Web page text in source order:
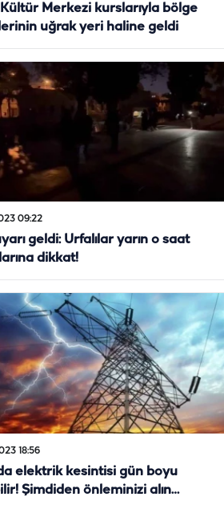
Kültür Merkezi kurslarıyla bölge
uğrak yeri haline geldi
09:22
geldi: Urfalılar yarın o saat
dikkat!
18:56
elektrik kesintisi gün boyu
Şimdiden önleminizi alın…